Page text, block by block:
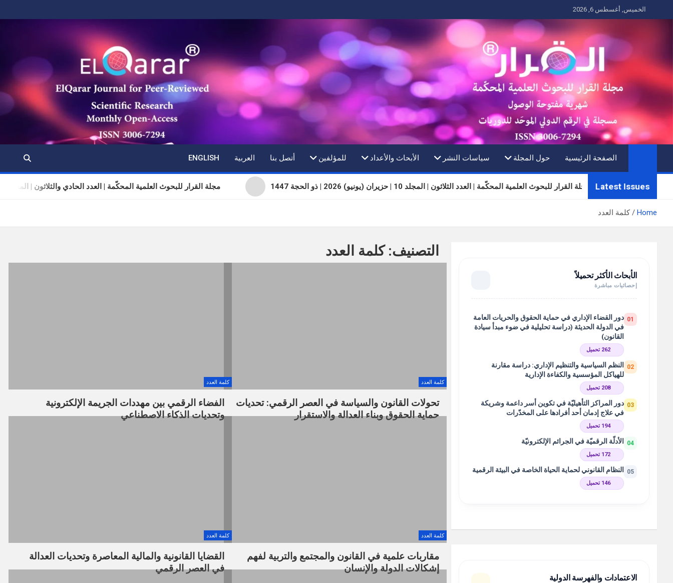
to
الخميس, أغسطس 6, 2026
الصفحة الرئيسية حول المجلة سياسات النشر الأبحاث والأعداد للمؤلفين أتصل بنا العربية ENGLISH
Latest Issues مجلة القرار للبحوث العلمية المحكّمة | العدد الحادي والثلاثون | المجلد 11 | تموز (يوليو) مجلة القرار للبحوث العلمية المحكّمة | العدد الثلاثون | المجلد 10 | حزيران (يونيو) 2026 | ذو الحجة 1447
Home كلمة العدد
التصنيف:كلمة العدد
كلمة العدد
تحولات القانون والسياسة في العصر الرقمي: تحديات
حماية الحقوق وبناء العدالة والاستقرار
كلمة العدد
الفضاء الرقمي بين مهددات الجريمة الإلكترونية
وتحديات الذكاء الاصطناعي
كلمة العدد
مقاربات علمية في القانون والمجتمع والتربية لفهم
إشكالات الدولة والإنسان
كلمة العدد
القضايا القانونية والمالية المعاصرة وتحديات العدالة
في العصر الرقمي
الأبحاث الأكثر تحميلاً
إحصائيات مباشرة
01 دور القضاء الإداري في حماية الحقوق والحريات العامة
في الدولة الحديثة (دراسة تحليلية في ضوء مبدأ سيادة
القانون)
262 تحميل
02
النظم السياسية والتنظيم الإداري: دراسة مقارنة
للهياكل المؤسسية والكفاءة الإدارية
208 تحميل
03 دور المراكز التأهيليّة في تكوين أسر داعمة وشريكة
في علاج إدمان أحد أفرادها على المخدّرات
194 تحميل
04 الأدلّة الرقميّة في الجرائم الإلكترونيّة
172 تحميل
05 النظام القانوني لحماية الحياة الخاصة في البيئة الرقمية
146 تحميل
الاعتمادات والفهرسة الدولية